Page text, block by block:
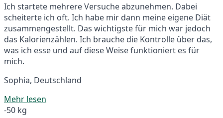
Ich startete mehrere Versuche abzunehmen. Dabei
scheiterte ich oft. Ich habe mir dann meine eigene Diät
zusammengestellt. Das wichtigste für mich war jedoch
das Kalorienzählen. Ich brauche die Kontrolle über das,
was ich esse und auf diese Weise funktioniert es für
mich.
Sophia, Deutschland
Mehr lesen
-50 kg